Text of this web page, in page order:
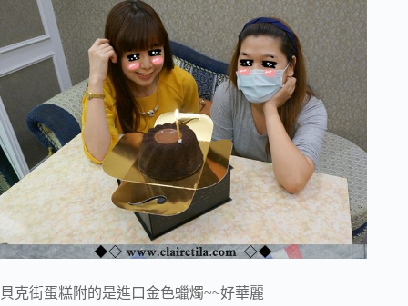
貝克街蛋糕附的是進口金色蠟燭~~好華麗